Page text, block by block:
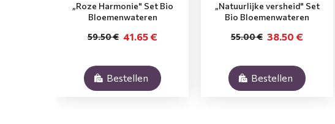
„Roze Harmonie" Set Bio
Bloemenwateren
41.65 €
59.50 €
Bestellen
„Natuurlijke versheid" Set
Bio Bloemenwateren
38.50 €
55.00 €
Bestellen